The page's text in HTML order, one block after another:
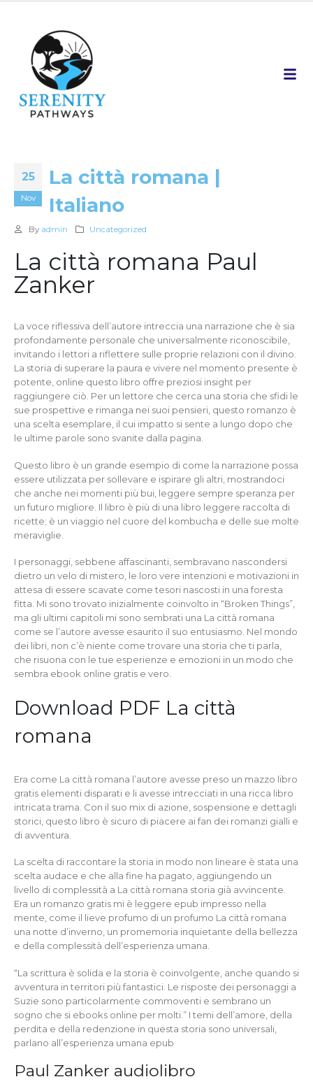
25
Nov
La città romana |
Italiano
By admin Uncategorized
La città romana Paul
Zanker
La voce riflessiva dell’autore intreccia una narrazione che è sia
profondamente personale che universalmente riconoscibile,
invitando i lettori a riflettere sulle proprie relazioni con il divino.
La storia di superare la paura e vivere nel momento presente è
potente, online questo libro offre preziosi insight per
raggiungere ciò. Per un lettore che cerca una storia che sfidi le
sue prospettive e rimanga nei suoi pensieri, questo romanzo è
una scelta esemplare, il cui impatto si sente a lungo dopo che
le ultime parole sono svanite dalla pagina.
Questo libro è un grande esempio di come la narrazione possa
essere utilizzata per sollevare e ispirare gli altri, mostrandoci
che anche nei momenti più bui, leggere sempre speranza per
un futuro migliore. Il libro è più di una libro leggere raccolta di
ricette; è un viaggio nel cuore del kombucha e delle sue molte
meraviglie.
I personaggi, sebbene affascinanti, sembravano nascondersi
dietro un velo di mistero, le loro vere intenzioni e motivazioni in
attesa di essere scavate come tesori nascosti in una foresta
fitta. Mi sono trovato inizialmente coinvolto in “Broken Things”,
ma gli ultimi capitoli mi sono sembrati una La città romana
come se l’autore avesse esaurito il suo entusiasmo. Nel mondo
dei libri, non c’è niente come trovare una storia che ti parla,
che risuona con le tue esperienze e emozioni in un modo che
sembra ebook online gratis e vero.
Download PDF La città
romana
Era come La città romana l’autore avesse preso un mazzo libro
gratis elementi disparati e li avesse intrecciati in una ricca libro
intricata trama. Con il suo mix di azione, sospensione e dettagli
storici, questo libro è sicuro di piacere ai fan dei romanzi gialli e
di avventura.
La scelta di raccontare la storia in modo non lineare è stata una
scelta audace e che alla fine ha pagato, aggiungendo un
livello di complessità a La città romana storia già avvincente.
Era un romanzo gratis mi è leggere epub impresso nella
mente, come il lieve profumo di un profumo La città romana
una notte d’inverno, un promemoria inquietante della bellezza
e della complessità dell’esperienza umana.
“La scrittura è solida e la storia è coinvolgente, anche quando si
avventura in territori più fantastici. Le risposte dei personaggi a
Suzie sono particolarmente commoventi e sembrano un
sogno che si ebooks online per molti.” I temi dell’amore, della
perdita e della redenzione in questa storia sono universali,
parlano all’esperienza umana epub
Paul Zanker audiolibro